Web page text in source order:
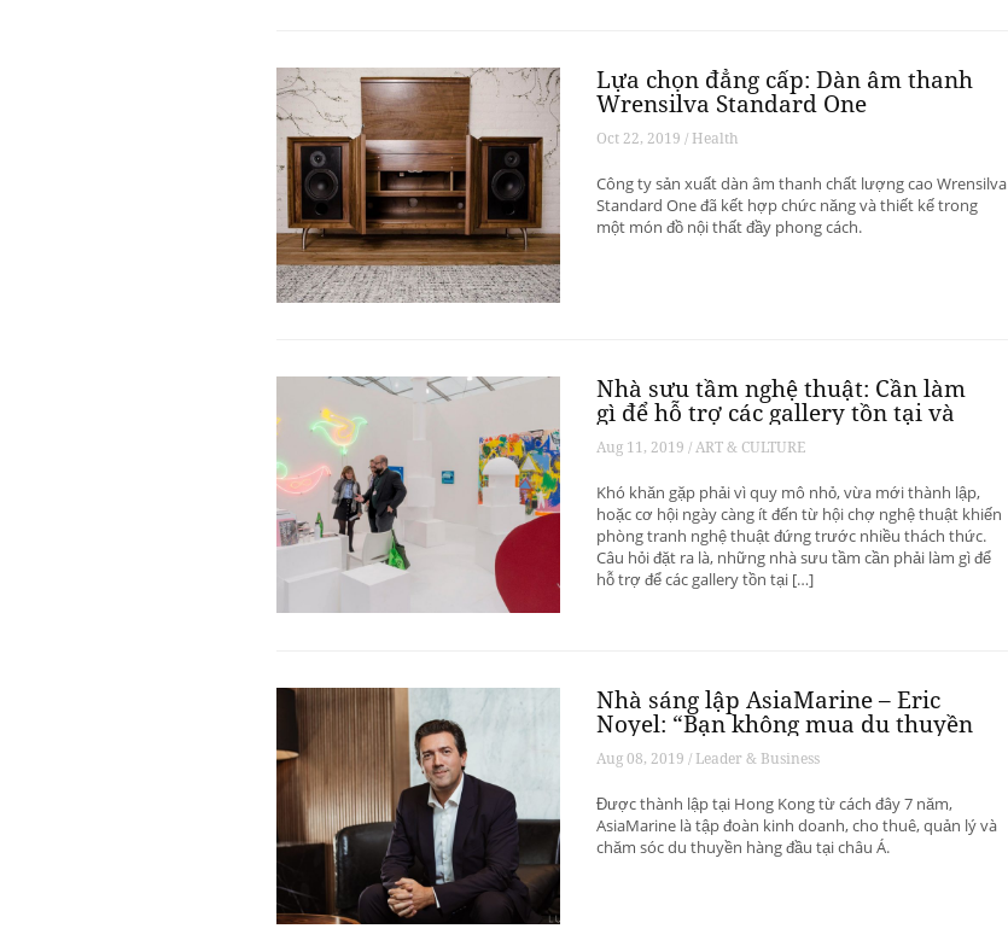
Lựa chọn đẳng cấp: Dàn âm thanh
Wrensilva Standard One
Oct 22, 2019 / Health
Công ty sản xuất dàn âm thanh chất lượng cao Wrensilva
Standard One đã kết hợp chức năng và thiết kế trong
một món đồ nội thất đầy phong cách.
Nhà sưu tầm nghệ thuật: Cần làm
gì để hỗ trợ các gallery tồn tại và
phát triển? – Phần 1
Aug 11, 2019 / ART & CULTURE
Khó khăn gặp phải vì quy mô nhỏ, vừa mới thành lập,
hoặc cơ hội ngày càng ít đến từ hội chợ nghệ thuật khiến
phòng tranh nghệ thuật đứng trước nhiều thách thức.
Câu hỏi đặt ra là, những nhà sưu tầm cần phải làm gì để
hỗ trợ để các gallery tồn tại […]
Nhà sáng lập AsiaMarine – Eric
Noyel: “Bạn không mua du thuyền
để đầu tư sinh lời”
Aug 08, 2019 / Leader & Business
Được thành lập tại Hong Kong từ cách đây 7 năm,
AsiaMarine là tập đoàn kinh doanh, cho thuê, quản lý và
chăm sóc du thuyền hàng đầu tại châu Á.